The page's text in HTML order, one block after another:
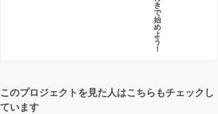
き
で
始
め
よ
う
！
このプロジェクトを見た人はこちらもチェックし
ています